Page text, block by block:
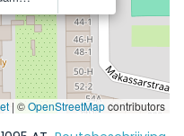
| ©OpenStreetMapcontributors